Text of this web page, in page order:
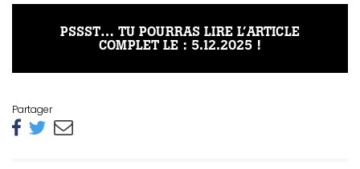
PSSST… TU POURRAS LIRE L’ARTICLE
COMPLET LE : 5.12.2025 !
Partager